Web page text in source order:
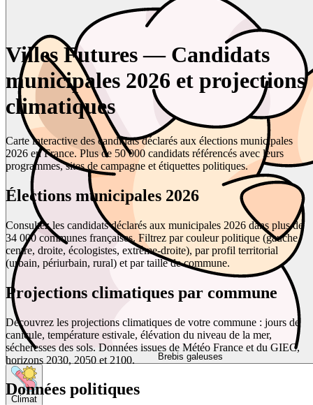
Brebis galeuses
Climat
Villes Futures — Candidats
municipales 2026 et projections
climatiques
Carte interactive des candidats déclarés aux élections municipales
2026 en France. Plus de 50 000 candidats référencés avec leurs
programmes, sites de campagne et étiquettes politiques.
Élections municipales 2026
Consultez les candidats déclarés aux municipales 2026 dans plus de
34 000 communes françaises. Filtrez par couleur politique (gauche,
centre, droite, écologistes, extrême-droite), par profil territorial
(urbain, périurbain, rural) et par taille de commune.
Projections climatiques par commune
Découvrez les projections climatiques de votre commune : jours de
canicule, température estivale, élévation du niveau de la mer,
sécheresses des sols. Données issues de Météo France et du GIEC,
horizons 2030, 2050 et 2100.
Données politiques